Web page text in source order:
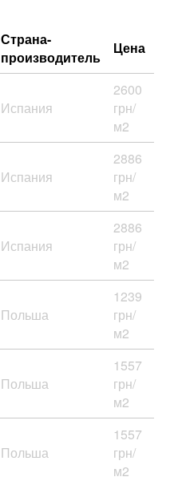
Страна-
производитель
Цена
Испания
2600
грн/
м2
Испания
2886
грн/
м2
Испания
2886
грн/
м2
Польша
1239
грн/
м2
Польша
1557
грн/
м2
Польша
1557
грн/
м2